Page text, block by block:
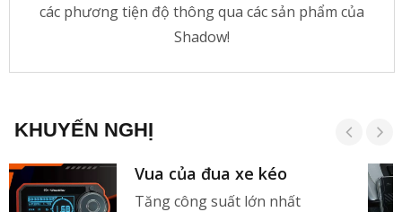
các phương tiện độ thông qua các sản phẩm của
Shadow!
KHUYẾN NGHỊ
Vua của đua xe kéo
Tăng công suất lớn nhất